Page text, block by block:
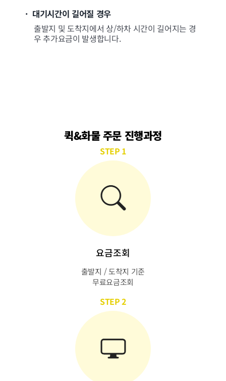
· 대기시간이 길어질 경우
출발지 및 도착지에서 상/하차 시간이 길어지는 경
우 추가요금이 발생합니다.
퀵&화물 주문 진행과정
STEP 1
요금조회
출발지 / 도착지 기준
무료요금조회
STEP 2